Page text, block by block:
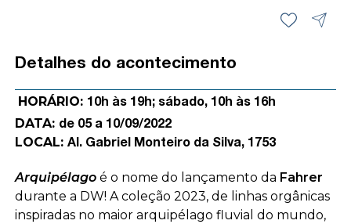
Detalhes do acontecimento
HORÁRIO: 10h às 19h; sábado, 10h às 16h
DATA: de 05 a 10/09/2022
LOCAL: Al. Gabriel Monteiro da Silva, 1753
Arquipélagoé o nome do lançamento da Fahrer
durante a DW! A coleção 2023, de linhas orgânicas
inspiradas no maior arquipélago fluvial do mundo,